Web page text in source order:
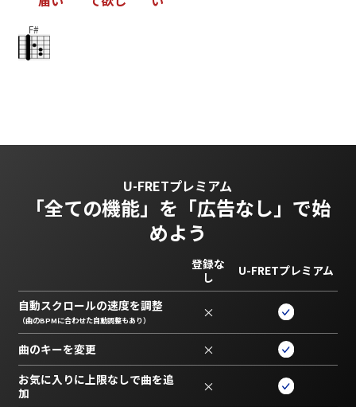
F#
U-FRETプレミアム
「全ての機能」を 「広告なし」で始
めよう
登録な
し
U-FRETプレミアム
自動スクロールの速度を調整
（曲のBPMに合わせた自動調整もあり） ×
曲のキーを変更 ×
お気に入りに上限なしで曲を追
加
×